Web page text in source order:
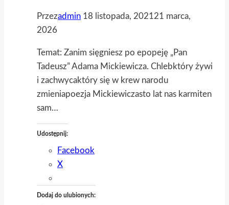
Przezadmin 18 listopada, 202121 marca,
2026
Temat: Zanim sięgniesz po epopeję „Pan
Tadeusz” Adama Mickiewicza. Chlebktóry żywi
i zachwycaktóry się w krew na­ro­du
zmieniapoezja Mic­kie­wi­czasto lat nas karmiten
sam…
Udostępnij:
Facebook
X
Dodaj do ulubionych: